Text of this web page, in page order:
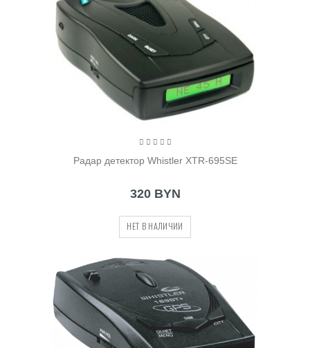
Радар детектор Whistler XTR-695SE
320 BYN
НЕТ В НАЛИЧИИ